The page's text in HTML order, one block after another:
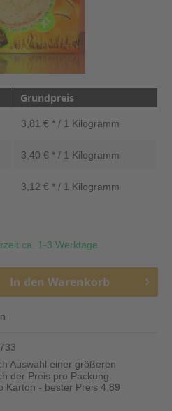
Grundpreis
3,81 € * / 1 Kilogramm
3,40 € * / 1 Kilogramm
3,12 € * / 1 Kilogramm
ca. 1-3 Werktage
In den Warenkorb
Auswahl einer größeren
der Preis pro Packung.
Karton - bester Preis 4,89